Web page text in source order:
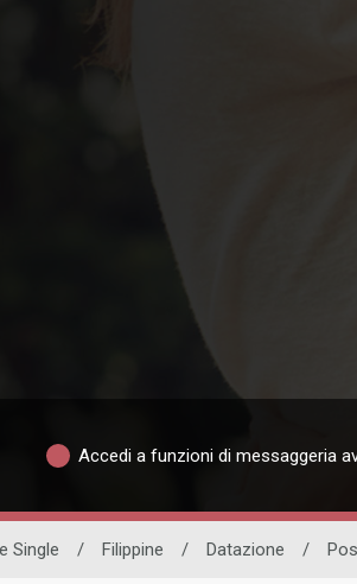
Accedi a funzioni di messaggeria
Single / Filippine / Datazione /